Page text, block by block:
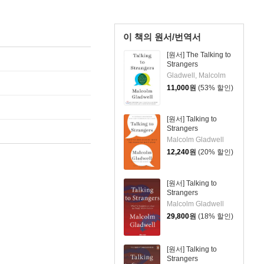
이 책의 원서/번역서
[원서] The Talking to
Strangers
Gladwell, Malcolm
11,000원 (53% 할인)
[원서] Talking to
Strangers
Malcolm Gladwell
12,240원 (20% 할인)
[원서] Talking to
Strangers
Malcolm Gladwell
29,800원 (18% 할인)
[원서] Talking to
Strangers